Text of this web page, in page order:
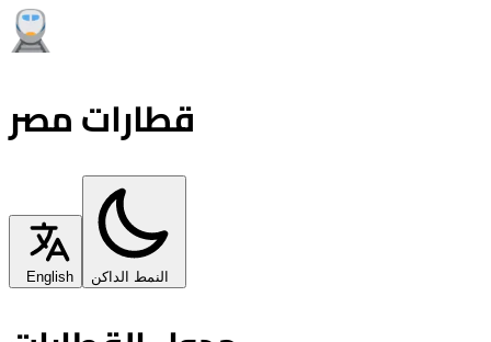
قطارات مصر
English النمط الداكن